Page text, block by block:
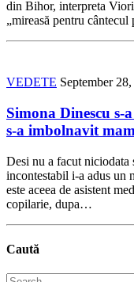
din Bihor, interpreta
„mireasă pentru
VEDETE September 28,
Simona Dinescu s-
s-a imbolnavit
Desi nu a facut niciodata
incontestabil i-a adus un
este aceea de asistent
copilarie, dupa…
Caută